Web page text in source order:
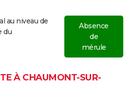
au niveau de
du
Absence
de
mérule
À CHAUMONT-SUR-